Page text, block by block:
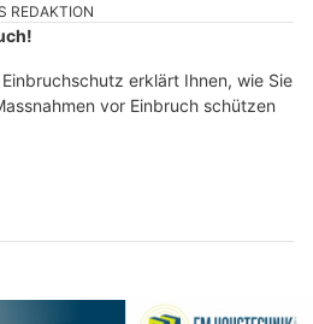
REDAKTION
erklärt Ihnen, wie Sie
vor Einbruch schützen